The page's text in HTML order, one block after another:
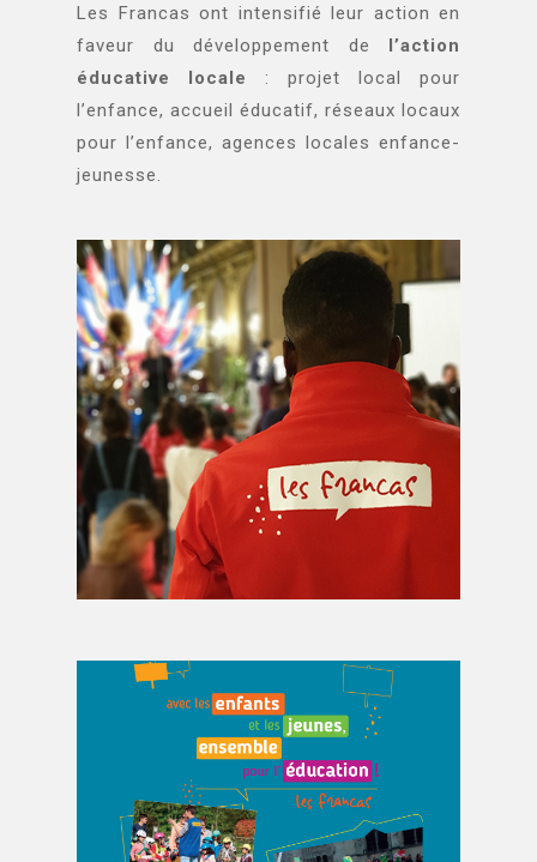
Les Francas ont intensifié leur action en
faveur du développement de l’action
éducative locale
: projet local pour
l’enfance, accueil éducatif, réseaux locaux
pour l’enfance, agences locales enfance-
jeunesse.